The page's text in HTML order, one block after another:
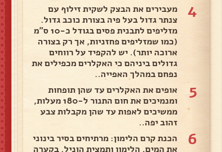
4
מעבירים את הבצק לשקית זילוף עם
צנתר גדול בעל פיה בצורת כוכב גדול.
מזליפים לתבנית פסים בגודל כ-10 ס"מ
(כמו שמזליפים פחזניות, אך רק בצורה
ארוכה יותר). יש להקפיד על רווחים
גדולים ביניהם כי האקלרים מכפילים את
נפחם במהלך האפייה..
5
אופים את האקלרים עד שהן תופחות
ומנמיכים את חום התנור ל-180 מעלות,
ממשיכים לאפות עד שהן מקבלות צבע
זהוב יפה..
6
הכנת קרם הלימון: מרתיחים בסיר בינוני
את המים, הלימון ותמצית הוניל. בקערה